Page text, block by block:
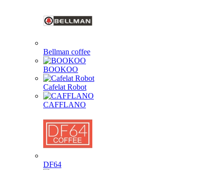
Bellman coffee
BOOKOO
Cafelat Robot
CAFFLANO
DF64